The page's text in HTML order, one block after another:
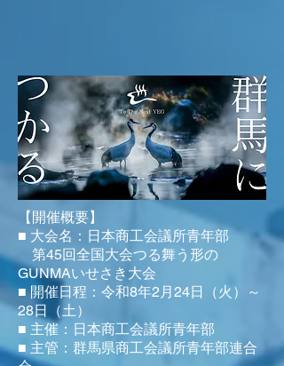
【開催概要】
■ 大会名：日本商工会議所青年部
第45回全国大会つる舞う形の
GUNMAいせさき大会
■ 開催日程：令和8年2月24日（火）～
28日（土）
■ 主催：日本商工会議所青年部
■ 主管：群馬県商工会議所青年部連合